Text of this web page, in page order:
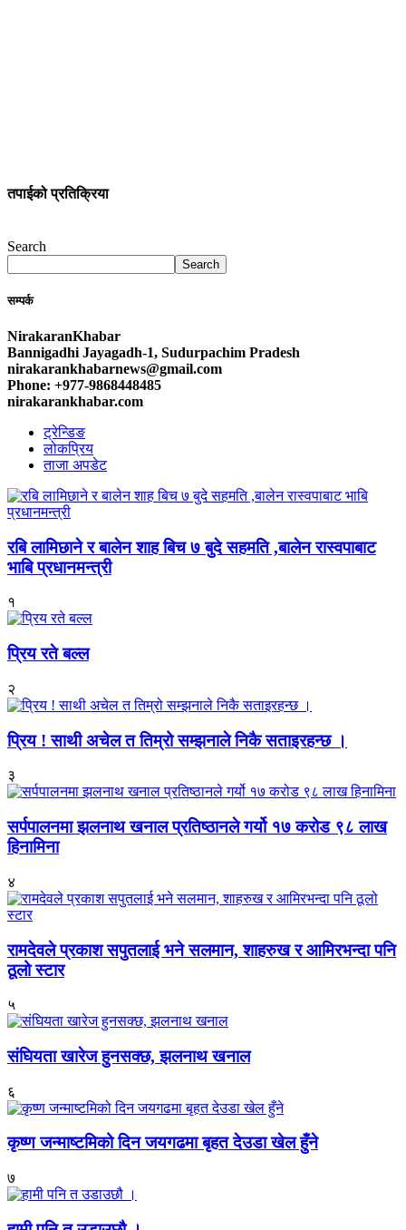
तपाईको प्रतिक्रिया
Search
Search
सम्पर्क
NirakaranKhabar
Bannigadhi Jayagadh-1, Sudurpachim Pradesh
nirakarankhabarnews@gmail.com
Phone: +977-9868448485
nirakarankhabar.com
ट्रेन्डिङ
लोकप्रिय
ताजा अपडेट
रबि लामिछाने र बालेन शाह बिच ७ बुदे सहमति ,बालेन रास्वपाबाट
भाबि प्रधानमन्त्री
१
प्रिय रते बल्ल
२
प्रिय ! साथी अचेल त तिम्रो सम्झनाले निकै सताइरहन्छ ।
३
सर्पपालनमा झलनाथ खनाल प्रतिष्ठानले गर्यो १७ करोड ९८ लाख
हिनामिना
४
रामदेवले प्रकाश सपुतलाई भने सलमान, शाहरुख र आमिरभन्दा पनि
ठूलो स्टार
५
संघियता खारेज हुनसक्छ, झलनाथ खनाल
६
कृष्ण जन्माष्टमिको दिन जयगढमा बृहत देउडा खेल हुँने
७